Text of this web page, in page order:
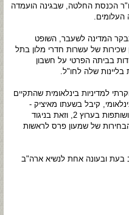
הכנסת החלטה, שבגינה הועמדה
המדינה לשעבר, השופט
שכירות של עשרות חדרי מלון בתל
בביתה הפרטי על חשבון
שלה לחו"ל.
למדיניות בינלאומית שהתקיים
קיבל בשעתו מאיציק -
כאשר שימשה כשרת התקשורת - היתר להחזיק בעת ובעונה אחת בעלות על בזק ושותפות בערוץ 2, וזאת בניגוד
סבן שתרם בעבר 120 אלף דולר למטה הבחירות של שמעון פרס לראשות
בעת ובעונה אחת לנשיא ארה"ב